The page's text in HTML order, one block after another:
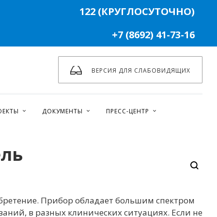
Прибор обладает большим спектром
в разных клинических ситуациях. Если не
122 (КРУГЛОСУТОЧНО)
+7 (8692) 41-73-16
ВЕРСИЯ ДЛЯ СЛАБОВИДЯЩИХ
ДОКУМЕНТЫ ПРЕСС-ЦЕНТР